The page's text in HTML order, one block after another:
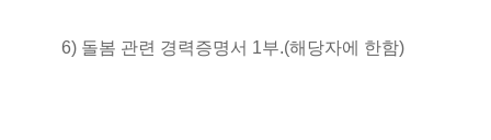
6) 돌봄 관련 경력증명서 1부.(해당자에 한함)